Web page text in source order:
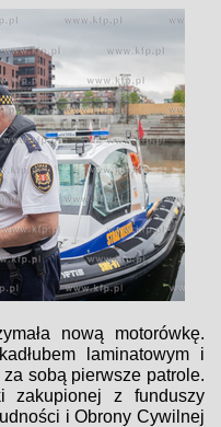
nową motorówkę.
laminatowym i
sobą pierwsze patrole.
zakupionej z funduszy
i Obrony Cywilnej